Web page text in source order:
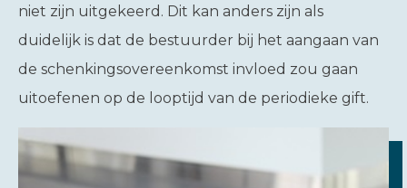
niet zijn uitgekeerd. Dit kan anders zijn als
duidelijk is dat de bestuurder bij het aangaan van
de schenkingsovereenkomst invloed zou gaan
uitoefenen op de looptijd van de periodieke gift.